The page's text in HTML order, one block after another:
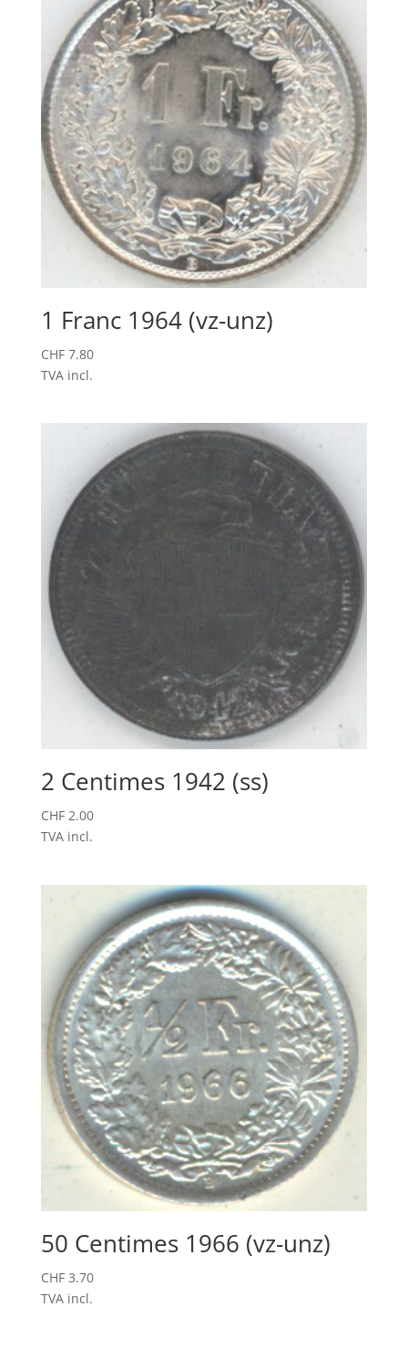
1 Franc 1964 (vz-unz)
CHF7.80
TVA incl.
2 Centimes 1942 (ss)
CHF2.00
TVA incl.
50 Centimes 1966 (vz-unz)
CHF3.70
TVA incl.